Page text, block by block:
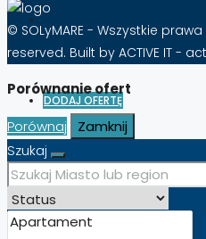
DODAJ OFERTĘ
© SOLyMARE - Wszystkie
reserved. Built by ACTIVE IT -
Porównanie ofert
Porównaj
Zamknij
Szukaj